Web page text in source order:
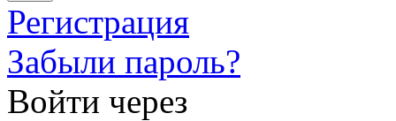
Регистрация
Забыли пароль?
Войти через